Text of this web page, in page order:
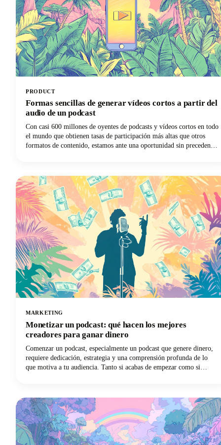
PRODUCT
Formas sencillas de generar vídeos cortos a partir del
audio de un podcast
Con casi 600 millones de oyentes de podcasts y vídeos cortos en todo
el mundo que obtienen tasas de participación más altas que otros
formatos de contenido, estamos ante una oportunidad sin precedentes
MARKETING
Monetizar un podcast: qué hacen los mejores
creadores para ganar dinero
Comenzar un podcast, especialmente un podcast que genere dinero,
requiere dedicación, estrategia y una comprensión profunda de lo
que motiva a tu audiencia. Tanto si acabas de empezar como si